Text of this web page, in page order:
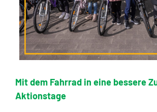
Mit dem Fahrrad in eine bessere
Aktionstage